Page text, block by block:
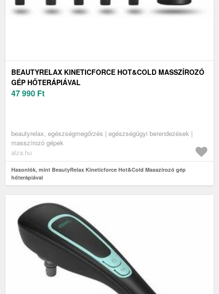
BEAUTYRELAX KINETICFORCE HOT&COLD MASSZÍROZÓ
GÉP HŐTERÁPIÁVAL
47 990 Ft
beautyrelax, egészségmegőrzés | egészségügyi berendezések |
masszírozó gépek
alza.hu
Hasonlók, mint BeautyRelax Kineticforce Hot&Cold Masszírozó gép
hőterápiával